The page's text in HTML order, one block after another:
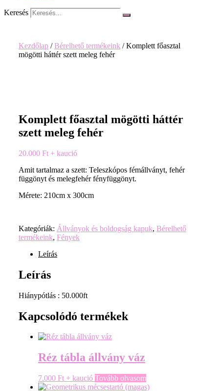
Keresés
Kezdőlap /Bérelhető termékeink / Komplett főasztal
mögötti háttér szett meleg fehér
Komplett főasztal mögötti háttér
szett meleg fehér
20.000 Ft + kaució
Amit tartalmaz a szett: Teleszkópos fémállványt, fehér
függönyt és melegfehér fényfüggönyt.
Mérete: 210cm x 300cm
Kategóriák: Állványok és boldogság kapuk, Bérelhető
termékeink, Fények
Leírás
Leírás
Hiánypótlás : 50.000ft
Kapcsolódó termékek
Réz tábla állvány váz
7.000 Ft + kaució Tovább olvasom